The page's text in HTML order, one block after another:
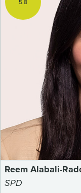
5.8
Reem Alabali-
SPD